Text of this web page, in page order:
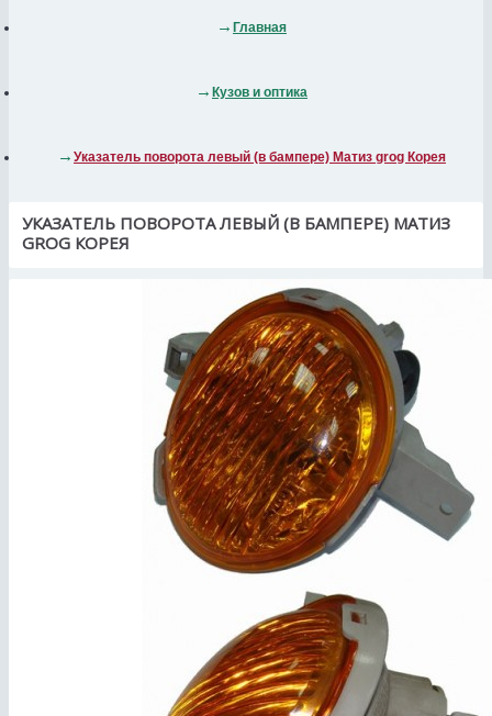
Главная
Кузов и оптика
Указатель поворота левый (в бампере) Матиз grog Корея
УКАЗАТЕЛЬ ПОВОРОТА ЛЕВЫЙ (В БАМПЕРЕ) МАТИЗ
GROG КОРЕЯ